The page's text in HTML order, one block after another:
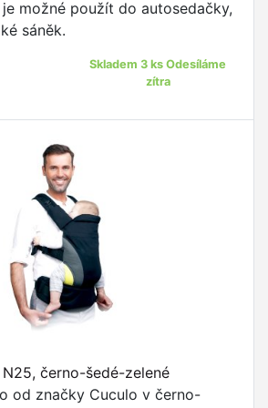
možné použít do autosedačky,
sáněk.
Skladem 3 ks Odesíláme
zítra
černo-šedé-zelené
od značky Cuculo v černo-